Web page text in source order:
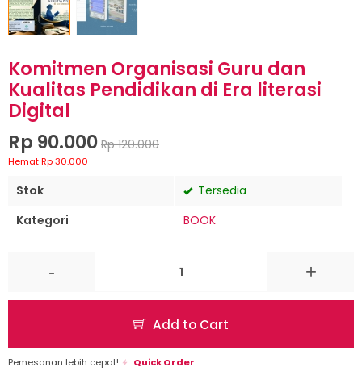
Komitmen Organisasi Guru dan
Kualitas Pendidikan di Era literasi
Digital
Rp 90.000 Rp 120.000
Hemat Rp 30.000
Stok
Tersedia
Kategori
BOOK
- +
Add to Cart
Pemesanan lebih cepat! Quick Order